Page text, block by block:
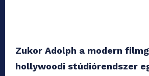
Zukor Adolph a modern
hollywoodi stúdiórendszer